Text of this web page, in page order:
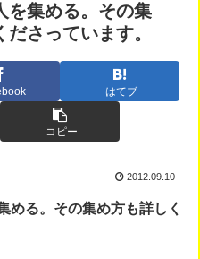
を集める。その集
さっています。
はてブ
コピー
2012.09.10
る。その集め方も詳しく